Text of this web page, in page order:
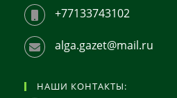
+77133743102
alga.gazet@mail.ru
НАШИ КОНТАКТЫ: